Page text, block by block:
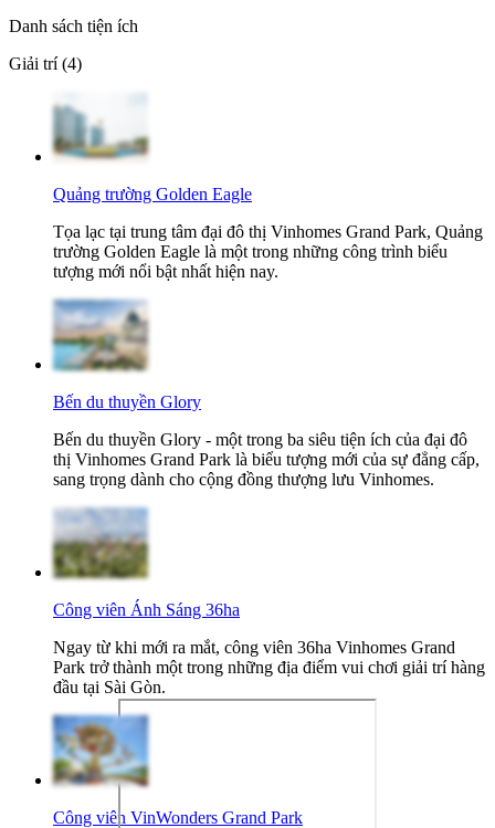
Danh sách tiện ích
Giải trí (4)
Quảng trường Golden Eagle
Tọa lạc tại trung tâm đại đô thị Vinhomes Grand Park, Quảng
trường Golden Eagle là một trong những công trình biểu
tượng mới nổi bật nhất hiện nay.
Bến du thuyền Glory
Bến du thuyền Glory - một trong ba siêu tiện ích của đại đô
thị Vinhomes Grand Park là biểu tượng mới của sự đẳng cấp,
sang trọng dành cho cộng đồng thượng lưu Vinhomes.
Công viên Ánh Sáng 36ha
Ngay từ khi mới ra mắt, công viên 36ha Vinhomes Grand
Park trở thành một trong những địa điểm vui chơi giải trí hàng
đầu tại Sài Gòn.
Công viên VinWonders Grand Park